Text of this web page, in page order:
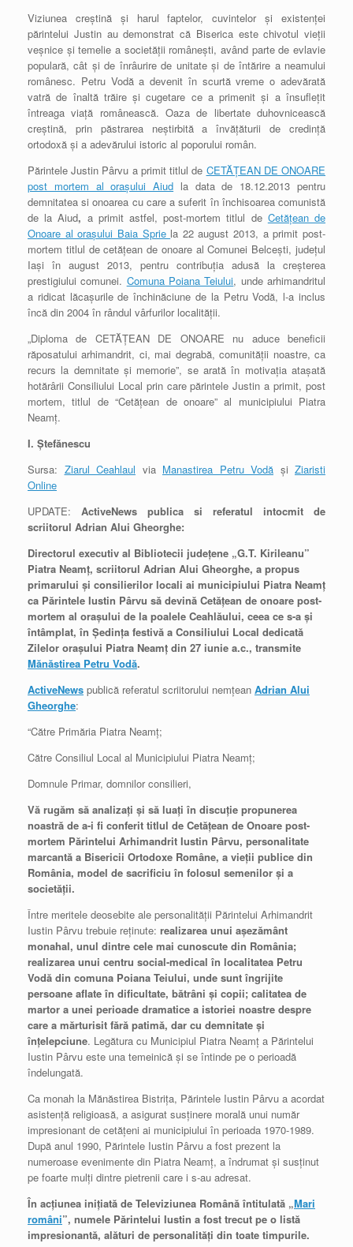
Viziunea creştină şi harul faptelor, cuvintelor şi existenţei
părintelui Justin au demonstrat că Biserica este chivotul vieţii
veşnice şi temelie a societăţii româneşti, având parte de evlavie
populară, cât şi de înrâurire de unitate şi de întărire a neamului
românesc. Petru Vodă a devenit în scurtă vreme o adevărată
vatră de înaltă trăire şi cugetare ce a primenit şi a însufleţit
întreaga viaţă românească. Oaza de libertate duhovnicească
creştină, prin păstrarea neştirbită a învăţăturii de credinţă
ortodoxă şi a adevărului istoric al poporului român.
Părintele Justin Pârvu a primit titlul de CETĂȚEAN DE ONOARE
post mortem al orașului Aiud la data de 18.12.2013 pentru
demnitatea si onoarea cu care a suferit în închisoarea comunistă
de la Aiud, a primit astfel, post-mortem titlul de Cetăţean de
Onoare al oraşului Baia Sprie la 22 august 2013, a primit post-
mortem titlul de cetăţean de onoare al Comunei Belceşti, judeţul
Iaşi în august 2013, pentru contribuţia adusă la creşterea
prestigiului comunei. Comuna Poiana Teiului, unde arhimandritul
a ridicat lăcaşurile de închinăciune de la Petru Vodă, l-a inclus
încă din 2004 în rândul vârfurilor localităţii.
„Diploma de CETĂŢEAN DE ONOARE nu aduce beneficii
răposatului arhimandrit, ci, mai degrabă, comunităţii noastre, ca
recurs la demnitate şi memorie”, se arată în motivaţia ataşată
hotărârii Consiliului Local prin care părintele Justin a primit, post
mortem, titlul de “Cetăţean de onoare” al municipiului Piatra
Neamţ.
I. Ştefănescu
Sursa: Ziarul Ceahlaul via Manastirea Petru Vodă şi Ziaristi
Online
UPDATE: ActiveNews publica si referatul intocmit de
scriitorul Adrian Alui Gheorghe:
Directorul executiv al Bibliotecii judeţene „G.T. Kirileanu”
Piatra Neamţ, scriitorul Adrian Alui Gheorghe, a propus
primarului şi consilierilor locali ai municipiului Piatra Neamţ
ca Părintele Iustin Pârvu să devină Cetăţean de onoare post-
mortem al oraşului de la poalele Ceahlăului, ceea ce s-a şi
întâmplat, în Şedinţa festivă a Consiliului Local dedicată
Zilelor oraşului Piatra Neamţ din 27 iunie a.c., transmite
Mănăstirea Petru Vodă.
ActiveNews publică referatul scriitorului nemţean Adrian Alui
Gheorghe:
“Către Primăria Piatra Neamţ;
Către Consiliul Local al Municipiului Piatra Neamţ;
Domnule Primar, domnilor consilieri,
Vă rugăm să analizaţi şi să luaţi în discuţie propunerea
noastră de a-i fi conferit titlul de Cetăţean de Onoare post-
mortem Părintelui Arhimandrit Iustin Pârvu, personalitate
marcantă a Bisericii Ortodoxe Române, a vieţii publice din
România, model de sacrificiu în folosul semenilor şi a
societăţii.
Între meritele deosebite ale personalităţii Părintelui Arhimandrit
Iustin Pârvu trebuie reţinute: realizarea unui aşezământ
monahal, unul dintre cele mai cunoscute din România;
realizarea unui centru social-medical în localitatea Petru
Vodă din comuna Poiana Teiului, unde sunt îngrijite
persoane aflate în dificultate, bătrâni şi copii; calitatea de
martor a unei perioade dramatice a istoriei noastre despre
care a mărturisit fără patimă, dar cu demnitate şi
înţelepciune. Legătura cu Municipiul Piatra Neamţ a Părintelui
Iustin Pârvu este una temeinică şi se întinde pe o perioadă
îndelungată.
Ca monah la Mănăstirea Bistriţa, Părintele Iustin Pârvu a acordat
asistenţă religioasă, a asigurat susţinere morală unui număr
impresionant de cetăţeni ai municipiului în perioada 1970-1989.
După anul 1990, Părintele Iustin Pârvu a fost prezent la
numeroase evenimente din Piatra Neamţ, a îndrumat şi susţinut
pe foarte mulţi dintre pietrenii care i s-au adresat.
În acţiunea iniţiată de Televiziunea Română întitulată „Mari
români”, numele Părintelui Iustin a fost trecut pe o listă
impresionantă, alături de personalităţi din toate timpurile.